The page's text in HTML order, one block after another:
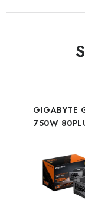
GIGABYTE
750W